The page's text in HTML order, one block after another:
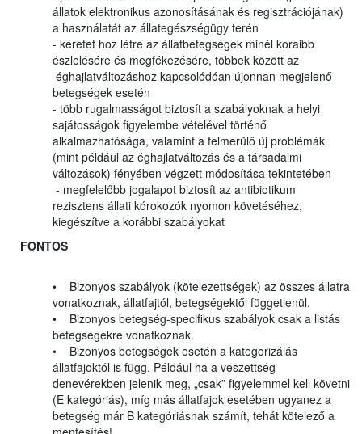
állatok elektronikus azonosításának és regisztrációjának)
a használatát az állategészségügy terén
- keretet hoz létre az állatbetegségek minél koraibb
észlelésére és megfékezésére, többek között az
éghajlatváltozáshoz kapcsolódóan újonnan megjelenő
betegségek esetén
- több rugalmasságot biztosít a szabályoknak a helyi
sajátosságok figyelembe vételével történő
alkalmazhatósága, valamint a felmerülő új problémák
(mint például az éghajlatváltozás és a társadalmi
változások) fényében végzett módosítása tekintetében
- megfelelőbb jogalapot biztosít az antibiotikum
rezisztens állati kórokozók nyomon követéséhez,
kiegészítve a korábbi szabályokat
FONTOS
• Bizonyos szabályok (kötelezettségek) az összes állatra
vonatkoznak, állatfajtól, betegségektől függetlenül.
• Bizonyos betegség-specifikus szabályok csak a listás
betegségekre vonatkoznak.
• Bizonyos betegségek esetén a kategorizálás
állatfajoktól is függ. Például ha a veszettség
denevérekben jelenik meg, „csak” figyelemmel kell követni
(E kategóriás), míg más állatfajok esetében ugyanez a
betegség már B kategóriásnak számít, tehát kötelező a